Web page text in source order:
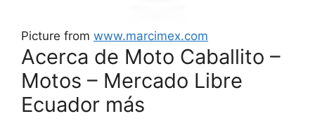
Picture from www.marcimex.com
Acerca de Moto Caballito –
Motos – Mercado Libre
Ecuador más